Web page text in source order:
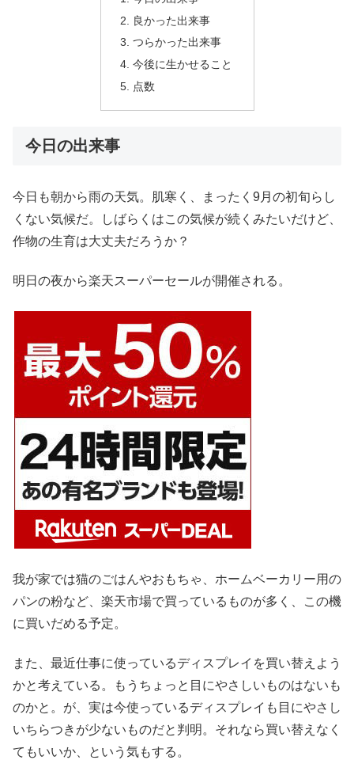
良かった出来事
つらかった出来事
今後に生かせること
点数
今日の出来事
今日も朝から雨の天気。肌寒く、まったく9月の初旬らし
くない気候だ。しばらくはこの気候が続くみたいだけど、
作物の生育は大丈夫だろうか？
明日の夜から楽天スーパーセールが開催される。
我が家では猫のごはんやおもちゃ、ホームベーカリー用の
パンの粉など、楽天市場で買っているものが多く、この機
に買いだめる予定。
また、最近仕事に使っているディスプレイを買い替えよう
かと考えている。もうちょっと目にやさしいものはないも
のかと。が、実は今使っているディスプレイも目にやさし
いちらつきが少ないものだと判明。それなら買い替えなく
てもいいか、という気もする。